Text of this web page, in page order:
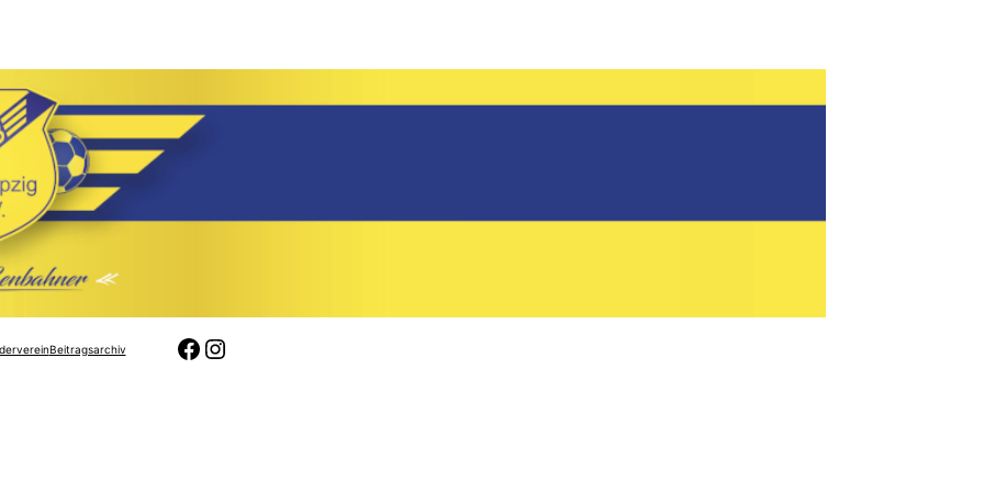
Beitragsarchiv Facebook
Instagram